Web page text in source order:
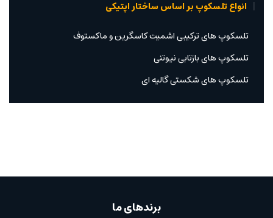
انواع تلسکوپ بر اساس ساختار اپتیکی
تلسکوپ های ترکیبی اشمیت کاسگرین و ماکستوف
تلسکوپ های بازتابی نیوتنی
تلسکوپ های شکستی گالیه ای
برندهای ما